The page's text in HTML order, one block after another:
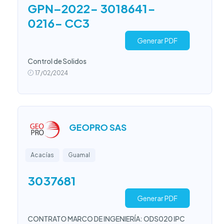
GPN–2022- 3018641-
0216- CC3
Generar PDF
Control de Solidos
17/02/2024
GEOPRO SAS
Acacías Guamal
3037681
Generar PDF
CONTRATO MARCO DE INGENIERÍA: ODS020 IPC